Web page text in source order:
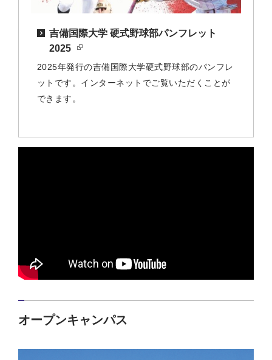
吉備国際大学 硬式野球部パンフレット
2025
2025年発行の吉備国際大学硬式野球部のパンフレ
ットです。インターネットでご覧いただくことが
できます。
オープンキャンパス